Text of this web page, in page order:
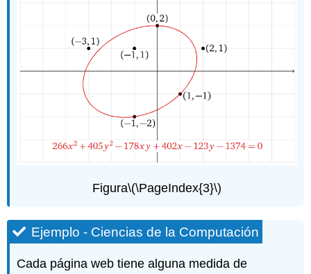
Figura\(\PageIndex{3}\)
Ejemplo - Ciencias de la Computación
Cada página web tiene alguna medida de